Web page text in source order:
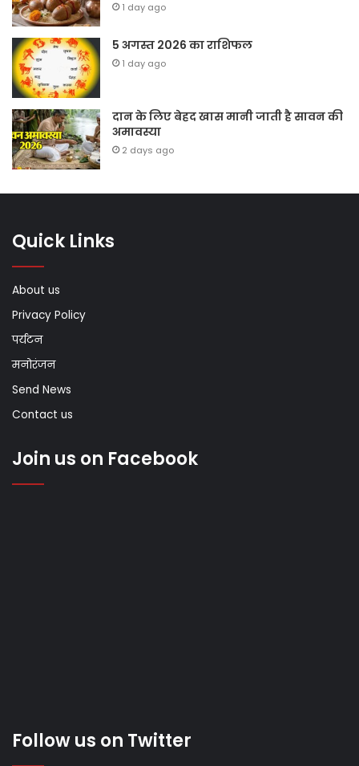
1 day ago
5 अगस्त 2026 का राशिफल
1 day ago
दान के लिए बेहद खास मानी जाती है सावन की
अमावस्या
2 days ago
Quick Links
About us
Privacy Policy
पर्यटन
मनोरंजन
Send News
Contact us
Join us on Facebook
Follow us on Twitter